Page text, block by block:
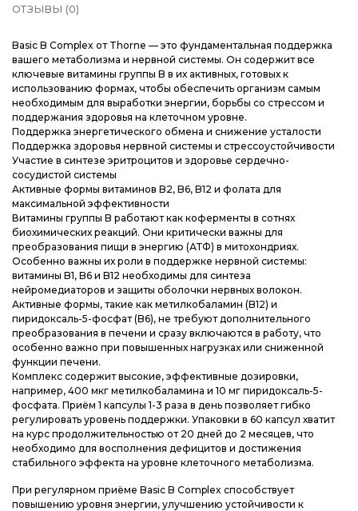
ОТЗЫВЫ (0)
Basic B Complex от Thorne — это фундаментальная поддержка
вашего метаболизма и нервной системы. Он содержит все
ключевые витамины группы B в их активных, готовых к
использованию формах, чтобы обеспечить организм самым
необходимым для выработки энергии, борьбы со стрессом и
поддержания здоровья на клеточном уровне.
Поддержка энергетического обмена и снижение усталости
Поддержка здоровья нервной системы и стрессоустойчивости
Участие в синтезе эритроцитов и здоровье сердечно-
сосудистой системы
Активные формы витаминов B2, B6, B12 и фолата для
максимальной эффективности
Витамины группы B работают как коферменты в сотнях
биохимических реакций. Они критически важны для
преобразования пищи в энергию (АТФ) в митохондриях.
Особенно важны их роли в поддержке нервной системы:
витамины B1, B6 и B12 необходимы для синтеза
нейромедиаторов и защиты оболочки нервных волокон.
Активные формы, такие как метилкобаламин (B12) и
пиридоксаль-5-фосфат (B6), не требуют дополнительного
преобразования в печени и сразу включаются в работу, что
особенно важно при повышенных нагрузках или сниженной
функции печени.
Комплекс содержит высокие, эффективные дозировки,
например, 400 мкг метилкобаламина и 10 мг пиридоксаль-5-
фосфата. Приём 1 капсулы 1-3 раза в день позволяет гибко
регулировать уровень поддержки. Упаковки в 60 капсул хватит
на курс продолжительностью от 20 дней до 2 месяцев, что
необходимо для восполнения дефицитов и достижения
стабильного эффекта на уровне клеточного метаболизма.
При регулярном приёме Basic B Complex способствует
повышению уровня энергии, улучшению устойчивости к
Доставка и оплата
Блог
Доставка и оплата
Блог
Доставка и оплата
Блог